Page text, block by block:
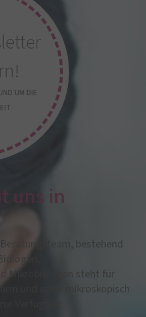
UM DIE
uns in
bestehend
Mikrobiologen steht für
und seine mikroskopisch
Verfügung.